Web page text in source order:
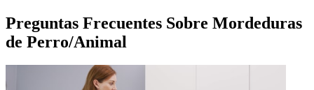
Preguntas Frecuentes Sobre Mordeduras
de Perro/Animal